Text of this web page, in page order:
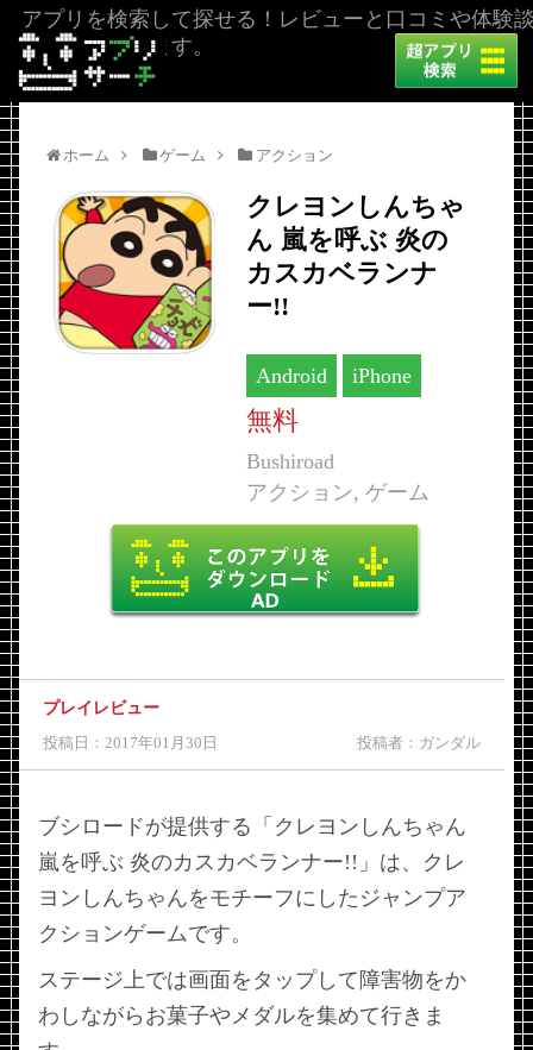
アプリを検索して探せる！レビューと口コミや体験
を掲載しています。
ホーム ゲーム アクション
クレヨンしんちゃ
ん 嵐を呼ぶ 炎の
カスカベランナ
ー!!
Android iPhone
無料
Bushiroad
アクション, ゲーム
プレイレビュー
投稿日：2017年01月30日 投稿者：ガンダル
ブシロードが提供する「クレヨンしんちゃん
嵐を呼ぶ 炎のカスカベランナー!!」は、クレ
ヨンしんちゃんをモチーフにしたジャンプア
クションゲームです。
ステージ上では画面をタップして障害物をか
わしながらお菓子やメダルを集めて行きま